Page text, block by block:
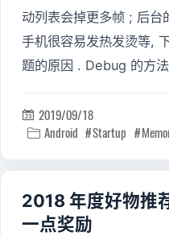
动列表会掉更多帧 ; 后台
手机很容易发热发烫等,
题的原因 . Debug 的方
 2019/09/18
 Android Startup
2018 年度好物推
一点奖励